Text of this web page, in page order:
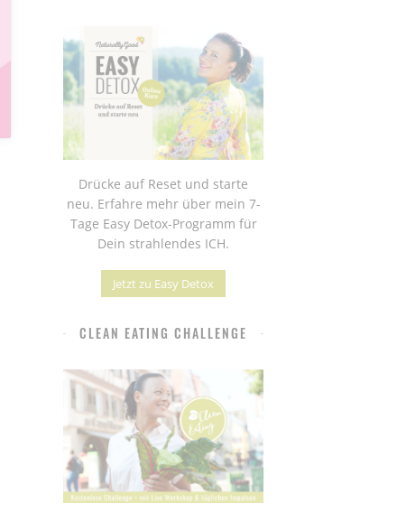
Drücke auf Reset und starte
neu. Erfahre mehr über mein 7-
Tage Easy Detox-Programm für
Dein strahlendes ICH.
Jetzt zu Easy Detox
CLEAN EATING CHALLENGE